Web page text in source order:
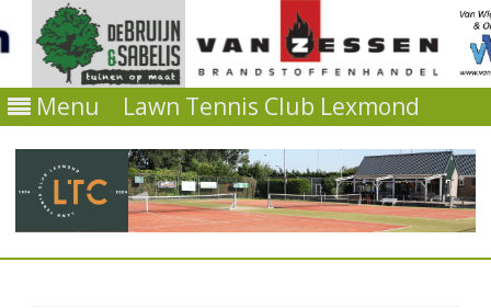
Menu Lawn Tennis Club Lexmond